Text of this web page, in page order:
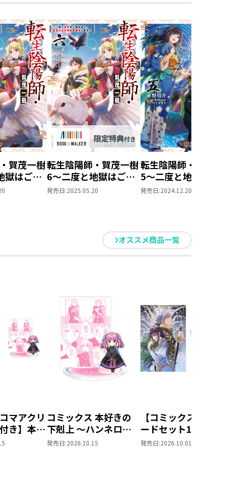
賀茂一樹
獄はご免
大王の神
転生陰陽師・賀茂一樹
6～二度と地獄はご免
なので、閻魔大王の神
電子書籍限定SS付
発売日:2025.05.20
転生陰陽師・賀茂一
5～二度と地獄はご免
なので、閻魔大王の
発売日:2024.12.20
オススメ商品一覧
マアクリ
き】本好
ハンネ
コミックス 本好きの
下剋上 ～ハンネロー
レの貴族院五年生～
発売日:2026.10.15
【コミックスポスト
ードセット1付き】恋
した人は、妹の代わ
発売日:2026.10.01